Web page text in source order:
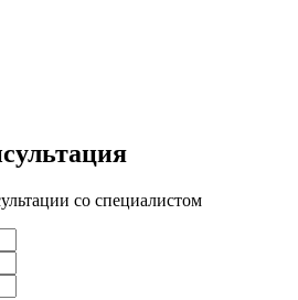
со специалистом